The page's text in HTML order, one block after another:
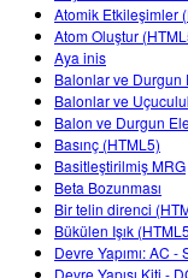
Fizik
Matematik
Kimya
Yer Bilimleri
Biyoloji
Çevrilmiş
About Studio
Customizable
Start a Free
Purchase a
ÖĞRETIM
Etkinliklere
Etkinliklerini
Activity
Sanal Atölyeler
Professional
ARAŞTIRMA
GIRIŞIMLER
Kapsamlı
PhET Küresel
OTURUM AÇ / ÜYE
OTURUM AÇ /
Atomik Etkileşimler
Atom Oluştur
Aya inis
Balonlar ve Durgun
Balonlar ve
Balon ve Durgun
Basınç (HTML5)
Basitleştirilmiş MRG
Beta Bozunması
Bir telin direnci
Bükülen Işık
Devre Yapımı: AC
Devre Yapısı Kiti -